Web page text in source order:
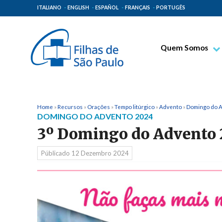
ITALIANO ENGLISH ESPAÑOL FRANÇAIS PORTUGÊS
Quem Somos
Lugares de
Família Paulina
Home »Recursos » Orações »Tempo litúrgico »Advento »Domingo do
DOMINGO DO ADVENTO 2024
3º Domingo do Advento
Públicado 12 Dezembro 2024